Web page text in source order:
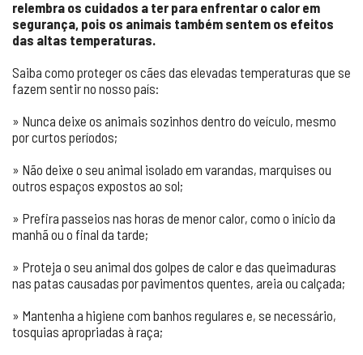
relembra os cuidados a ter para enfrentar o calor em
segurança, pois os animais também sentem os efeitos
das altas temperaturas.
Saiba como proteger os cães das elevadas temperaturas que se
fazem sentir no nosso país:
» Nunca deixe os animais sozinhos dentro do veículo, mesmo
por curtos períodos;
» Não deixe o seu animal isolado em varandas, marquises ou
outros espaços expostos ao sol;
» Prefira passeios nas horas de menor calor, como o início da
manhã ou o final da tarde;
» Proteja o seu animal dos golpes de calor e das queimaduras
nas patas causadas por pavimentos quentes, areia ou calçada;
» Mantenha a higiene com banhos regulares e, se necessário,
tosquias apropriadas à raça;